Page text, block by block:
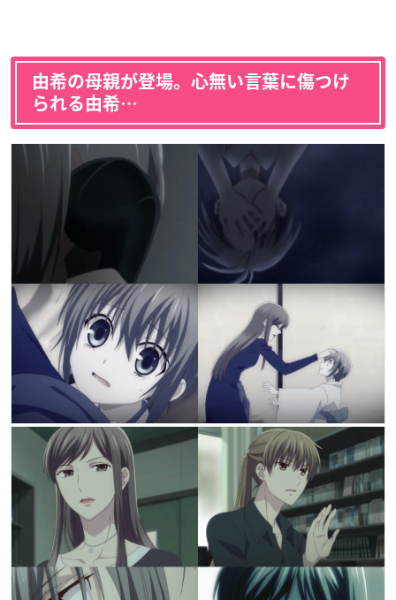
由希の母親が登場。心無い言葉に傷つけ
られる由希…